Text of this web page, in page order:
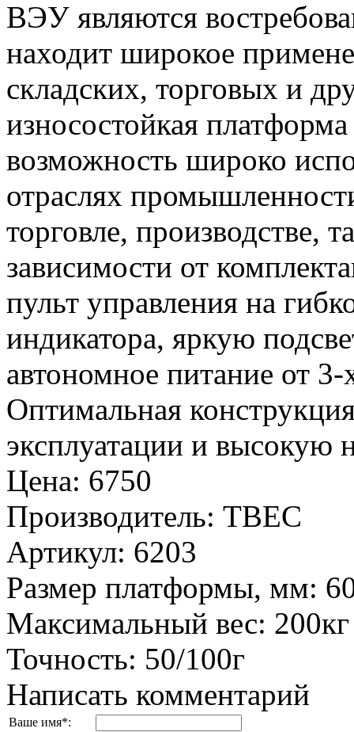
ВЭУ являются
находит широкое
складских, торговых и
износостойкая
возможность широко
отраслях
торговле, производстве,
зависимости от
пульт управления на
индикатора, яркую
автономное питание от
Оптимальная
эксплуатации и высокую
Цена: 6750
Производитель: ТВЕС
Артикул: 6203
Размер платформы, мм:
Максимальный вес: 200кг
Точность: 50/100г
Написать комментарий
Ваше имя*: